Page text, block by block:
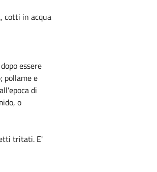
cotti in acqua
essere
pollame e
di
o
tritati. E'